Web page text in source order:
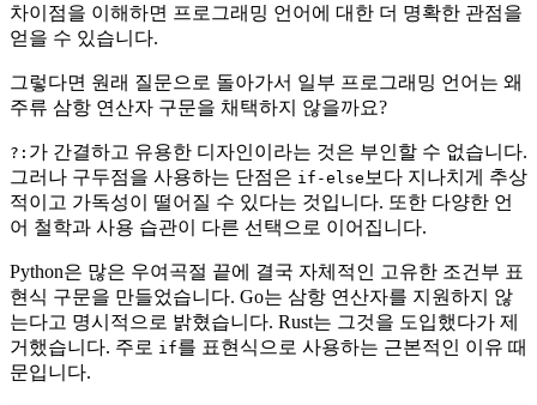
차이점을 이해하면 프로그래밍 언어에 대한 더 명확한 관점을
얻을 수 있습니다.
그렇다면 원래 질문으로 돌아가서 일부 프로그래밍 언어는 왜
주류 삼항 연산자 구문을 채택하지 않을까요?
?: 가 간결하고 유용한 디자인이라는 것은 부인할 수 없습니다.
그러나 구두점을 사용하는 단점은 if-else 보다 지나치게 추상
적이고 가독성이 떨어질 수 있다는 것입니다. 또한 다양한 언
어 철학과 사용 습관이 다른 선택으로 이어집니다.
Python은 많은 우여곡절 끝에 결국 자체적인 고유한 조건부 표
현식 구문을 만들었습니다. Go는 삼항 연산자를 지원하지 않
는다고 명시적으로 밝혔습니다. Rust는 그것을 도입했다가 제
거했습니다. 주로 if를 표현식으로 사용하는 근본적인 이유 때
문입니다.